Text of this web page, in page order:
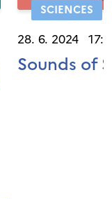
SCIENCES
28. 6. 2024
Sounds of